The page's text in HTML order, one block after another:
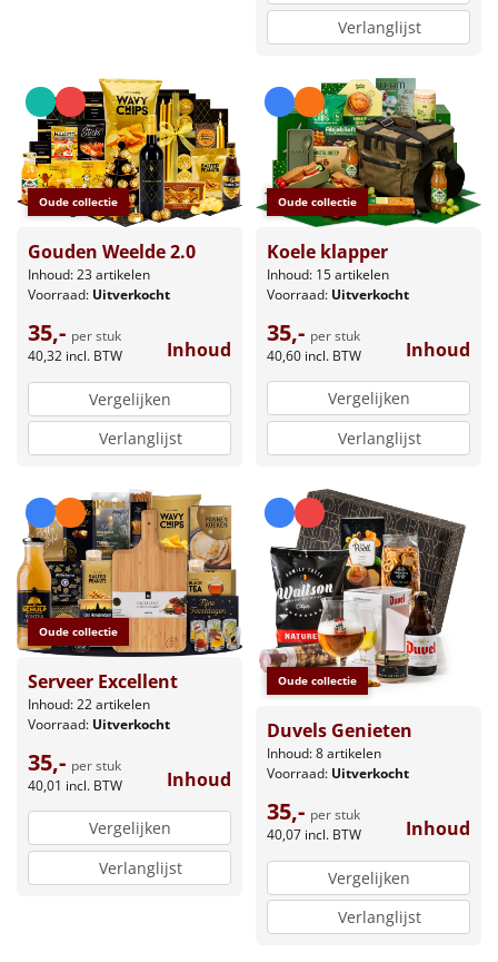
Verlanglijst
Oude collectie
Gouden Weelde 2.0
Inhoud: 23 artikelen
Voorraad: Uitverkocht
35,- per stuk
40,32 incl. BTW Inhoud
Vergelijken
Verlanglijst
Oude collectie
Koele klapper
Inhoud: 15 artikelen
Voorraad: Uitverkocht
35,- per stuk
40,60 incl. BTW Inhoud
Vergelijken
Verlanglijst
Oude collectie
Serveer Excellent
Inhoud: 22 artikelen
Voorraad: Uitverkocht
35,- per stuk
40,01 incl. BTW Inhoud
Vergelijken
Verlanglijst
Oude collectie
Duvels Genieten
Inhoud: 8 artikelen
Voorraad: Uitverkocht
35,- per stuk
40,07 incl. BTW Inhoud
Vergelijken
Verlanglijst